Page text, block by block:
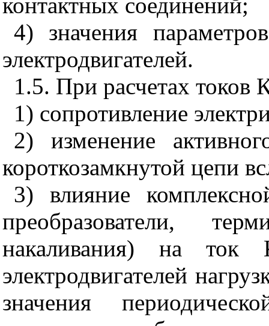
контактных соединений;
4) значения
электродвигателей.
1.5. При расчетах токов
1) сопротивление
2) изменение
короткозамкнутой цепи
3) влияние
преобразователи,
накаливания) на
электродвигателей
значения